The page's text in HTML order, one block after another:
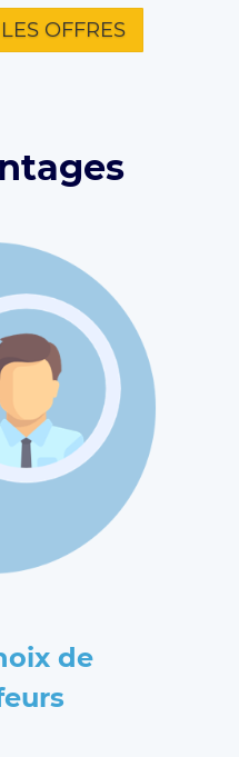
OFFRES
de